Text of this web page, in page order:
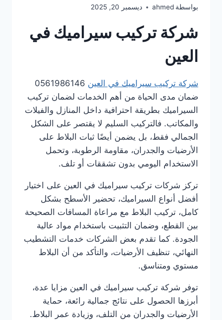
بواسطة ahmed ديسمبر 20, 2025
شركة تركيب سيراميك في
العين
شركة تركيب سيراميك في العين 0561986146
ضمان مدى الحياة من أهم الخدمات لضمان تركيب
السيراميك بطريقة احترافية داخل المنازل والفيلات
والمكاتب. فالتركيب السليم لا يقتصر على الشكل
الجمالي فقط، بل يضمن أيضًا ثبات البلاط على
الأرضيات والجدران، مقاومة الرطوبة، وتحمل
الاستخدام اليومي بدون تشققات أو تلف.
تركز شركات تركيب سيراميك في العين على اختيار
أفضل أنواع السيراميك، تحضير الأسطح بشكل
كامل، تركيب البلاط مع مراعاة المسافات الصحيحة
بين القطع، وضمان التثبيت باستخدام مواد عالية
الجودة. كما تقدم بعض الشركات خدمات التشطيب
النهائي، تنظيف الأرضيات، والتأكد من أن البلاط
مستوي ومتناسق.
توفر شركة تركيب سيراميك في العين مزايا عدة،
أبرزها الحصول على نتائج جمالية رائعة، حماية
الأرضيات والجدران من التلف، وزيادة عمر البلاط.